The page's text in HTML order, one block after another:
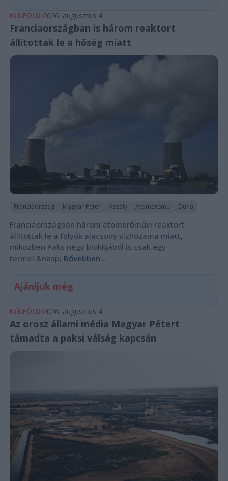
KÜLFÖLD 2026. augusztus 4.
Franciaországban is három reaktort
állítottak le a hőség miatt
Franciaország Magyar Péter Aszály Atomerőmű Duna
Franciaországban három atomerőművi reaktort
állítottak le a folyók alacsony vízhozama miatt,
miközben Paks négy blokkjából is csak egy
termel.&nbsp; Bővebben...
Ajánljuk még
KÜLFÖLD 2026. augusztus 4.
Az orosz állami média Magyar Pétert
támadta a paksi válság kapcsán